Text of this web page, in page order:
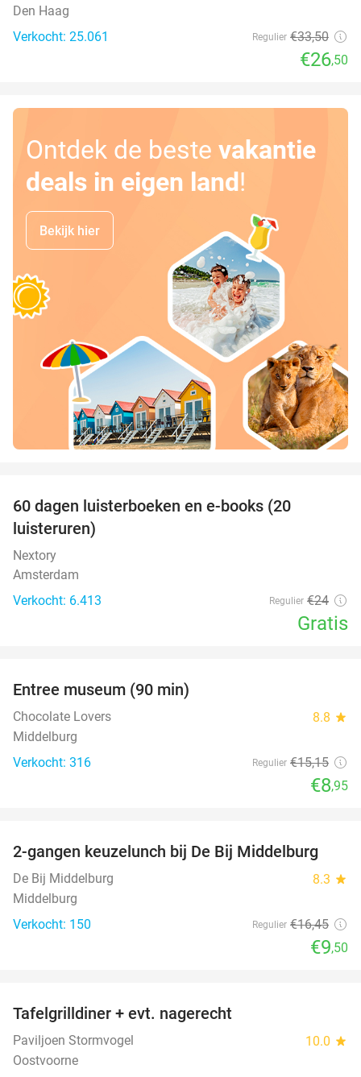
Den Haag
Verkocht: 25.061
Regulier €33,50
€26,50
Ontdek de beste vakantie
deals in eigen land!
Bekijk hier
60 dagen luisterboeken en e-books (20
luisteruren)
Nextory
Amsterdam
Verkocht: 6.413
Regulier €24
Gratis
Entree museum (90 min)
Chocolate Lovers 8.8 star
Middelburg
Verkocht: 316
Regulier €15,15
€8,95
42%
2-gangen keuzelunch bij De Bij Middelburg
De Bij Middelburg 8.3 star
Middelburg
Verkocht: 150
Regulier €16,45
€9,50
Tafelgrilldiner + evt. nagerecht
Paviljoen Stormvogel 10.0 star
Oostvoorne